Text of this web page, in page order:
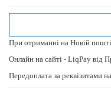
При отриманні на Новій
Онлайн на сайті - LiqPay від
Передоплата за реквізитами